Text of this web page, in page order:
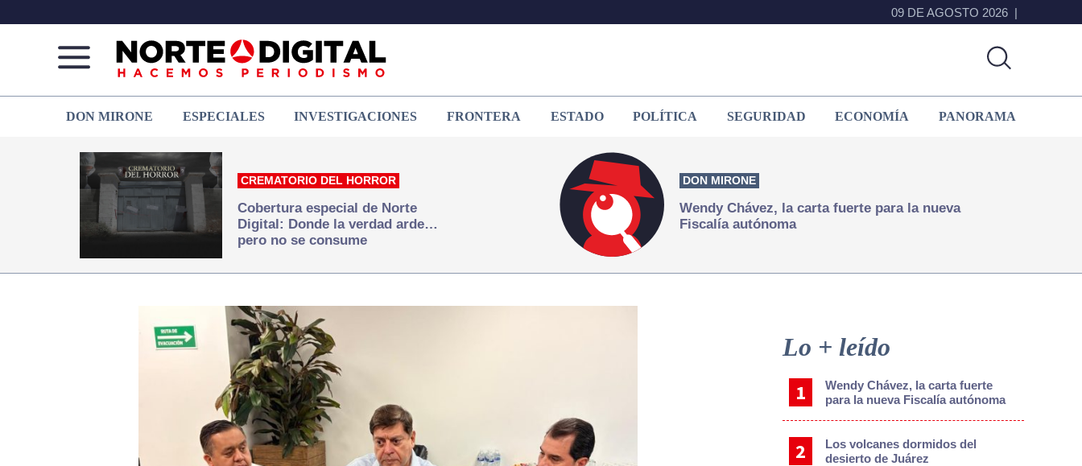
09 DE AGOSTO 2026
de
Juárez
que
hacemos periodismo
DON MIRONE ESPECIALES INVESTIGACIONES FRONTERA ESTADO POLÍTICA SEGURIDAD ECONOMÍA PANORAMA
CREMATORIO DEL HORROR
Cobertura especial de Norte
Digital: Donde la verdad arde…
pero no se consume
DON MIRONE
Wendy Chávez, la carta fuerte para la nueva
Fiscalía autónoma
Sidebar
Lo + leído
Wendy Chávez, la carta fuerte
para la nueva Fiscalía autónoma
Los volcanes dormidos del
desierto de Juárez